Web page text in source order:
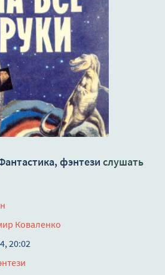
фэнтези слушать
Коваленко
20:02